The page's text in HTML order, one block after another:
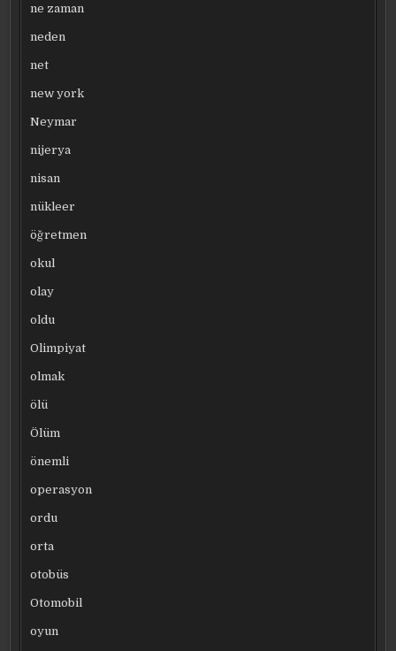
ne zaman
neden
net
new york
Neymar
nijerya
nisan
nükleer
öğretmen
okul
olay
oldu
Olimpiyat
olmak
ölü
Ölüm
önemli
operasyon
ordu
orta
otobüs
Otomobil
oyun